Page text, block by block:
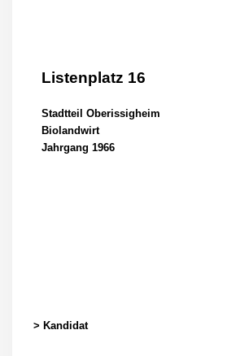
Listenplatz 16
Stadtteil Oberissigheim
Biolandwirt
Jahrgang 1966
> Kandidat